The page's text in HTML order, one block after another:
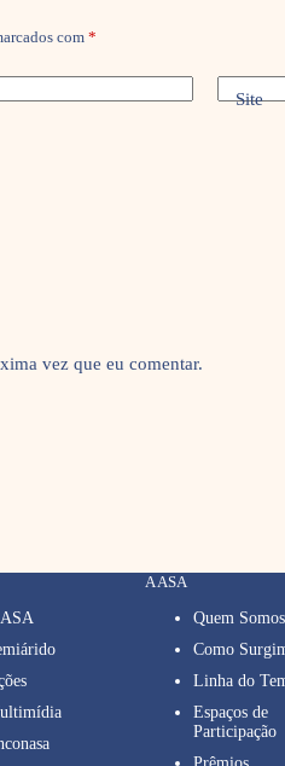
com *
Site
vez que eu comentar.
A ASA
Quem Somos
Como
Linha do
Espaços de
Participação